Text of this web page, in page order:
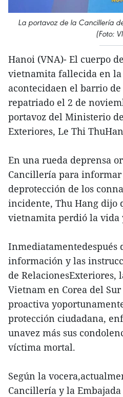
La portavoz de la Cancillería
(Foto:
Hanoi (VNA)- El cuerpo
vietnamita fallecida en la
acontecidaen el barrio
repatriado el 2 de
portavoz del Ministerio
Exteriores, Le Thi
En una rueda deprensa
Cancillería para informar
deprotección de los
incidente, Thu Hang dijo
vietnamita perdió la vida
Inmediatamentedespués
información y las
de RelacionesExteriores,
Vietnam en Corea del
proactiva
protección ciudadana,
unavez más sus
víctima mortal.
Según la
Cancillería y la